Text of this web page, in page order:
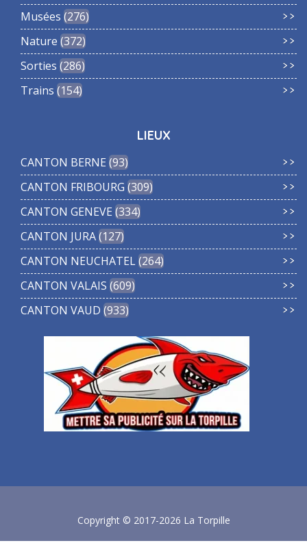
Musées 276
Nature 372
Sorties 286
Trains 154
LIEUX
CANTON BERNE 93
CANTON FRIBOURG 309
CANTON GENEVE 334
CANTON JURA 127
CANTON NEUCHATEL 264
CANTON VALAIS 609
CANTON VAUD 933
Copyright © 2017-2026 La Torpille